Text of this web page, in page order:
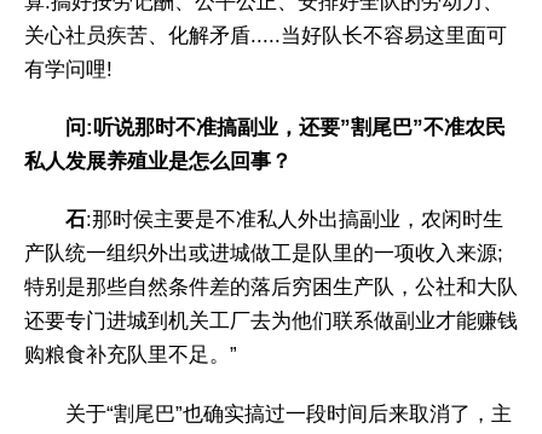
关心社员疾苦、化解矛盾.....当好队长不容易这里面可
有学问哩!
问:听说那时不准搞副业，还要”割尾巴”不准农民
私人发展养殖业是怎么回事？
石:那时侯主要是不准私人外出搞副业，农闲时生
产队统一组织外出或进城做工是队里的一项收入来源;
特别是那些自然条件差的落后穷困生产队，公社和大队
还要专门进城到机关工厂去为他们联系做副业才能赚钱
购粮食补充队里不足。”
关于“割尾巴”也确实搞过一段时间后来取消了，主